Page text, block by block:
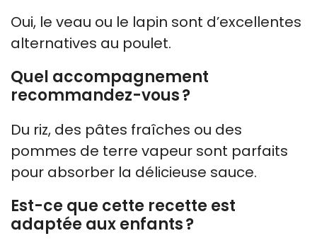
Oui, le veau ou le lapin sont d’excellentes
alternatives au poulet.
Quel accompagnement
recommandez-vous ?
Du riz, des pâtes fraîches ou des
pommes de terre vapeur sont parfaits
pour absorber la délicieuse sauce.
Est-ce que cette recette est
adaptée aux enfants ?